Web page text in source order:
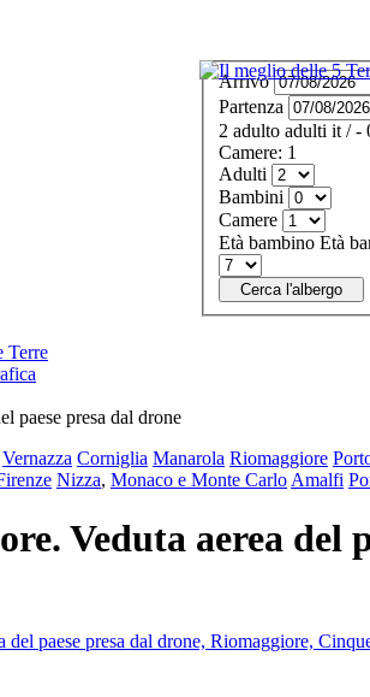
Arrivo
Partenza
2 adulto adulti it / -
Camere: 1
Adulti
Bambini
Camere
Età bambino Età
Cerca l'albergo
Terre
paese presa dal drone
Vernazza Corniglia Manarola Riomaggiore
Nizza, Monaco e Monte Carlo Amalfi
Veduta aerea del